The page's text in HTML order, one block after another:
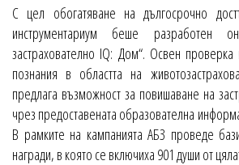
С цел обогатяване на дългосрочно
инструментариум беше разработен
застрахователно IQ: Дом“. Освен
познания в областта на
предлага възможност за повишаване на
чрез предоставената образователна
В рамките на кампанията АБЗ проведе
награди, в която се включиха 901 души от